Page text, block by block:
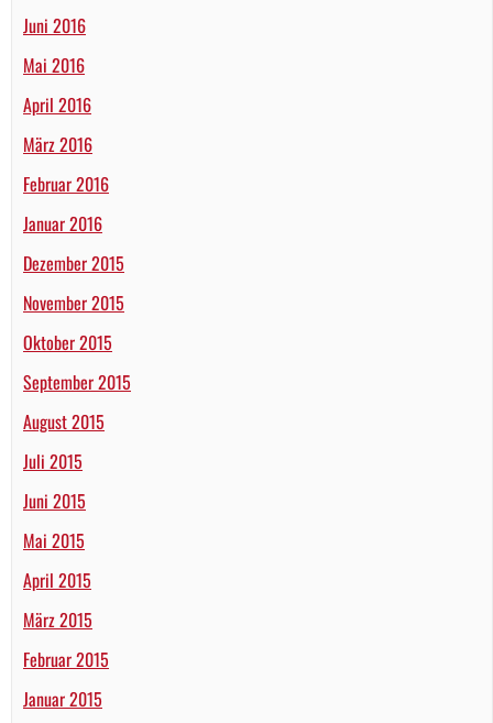
Juni 2016
Mai 2016
April 2016
März 2016
Februar 2016
Januar 2016
Dezember 2015
November 2015
Oktober 2015
September 2015
August 2015
Juli 2015
Juni 2015
Mai 2015
April 2015
März 2015
Februar 2015
Januar 2015